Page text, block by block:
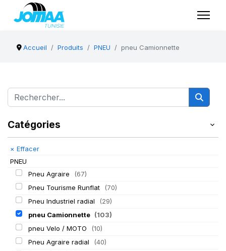
Accueil Produits PNEU pneu Camionnette
Catégories
× Effacer
PNEU
Pneu Agraire
(67)
Pneu Tourisme Runflat
(70)
Pneu Industriel radial
(29)
pneu Camionnette (103)
pneu Velo / MOTO
(10)
Pneu Agraire radial
(40)